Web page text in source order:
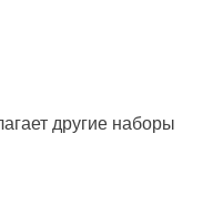
другие наборы